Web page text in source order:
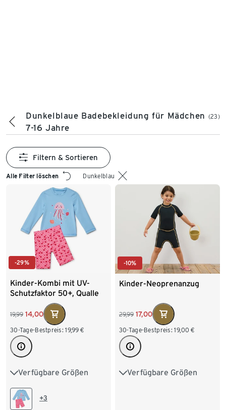
Dunkelblaue Badebekleidung für Mädchen
7-16 Jahre
(23)
Alle Filter löschen Dunkelblau
Filtern & Sortieren
-29%
Kinder-Kombi mit UV-
Schutzfaktor 50+, Qualle
19,99 14,00
30-Tage-Bestpreis: 19,99 €
Verfügbare Größen
74/80 86/92
98/104 +3
-10%
Kinder-Neoprenanzug
29,99 17,00
30-Tage-Bestpreis: 19,00 €
Verfügbare Größen
98/104 110/116